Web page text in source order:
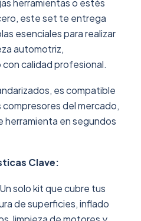
herramientas o estés
este set te entrega
esenciales para realizar
automotriz,
calidad profesional.
es compatible
compresores del mercado,
en segundos
Clave:
Un solo kit que cubre tus
de superficies, inflado